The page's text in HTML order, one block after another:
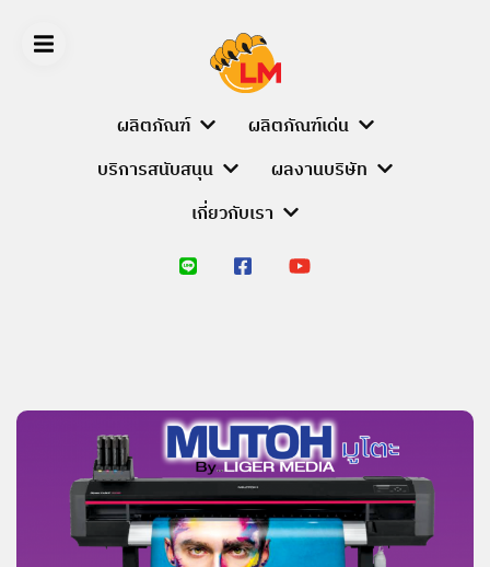
ผลิตภัณฑ์
ผลิตภัณฑ์เด่น
บริการสนับสนุน
ผลงานบริษัท
เกี่ยวกับเรา
PRODUCT
COMPOSITE